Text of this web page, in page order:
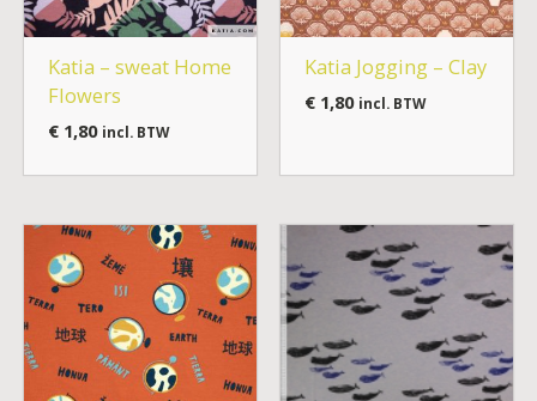
Katia – sweat Home
Flowers
€1,80 incl. BTW
Katia Jogging – Clay
€1,80 incl. BTW